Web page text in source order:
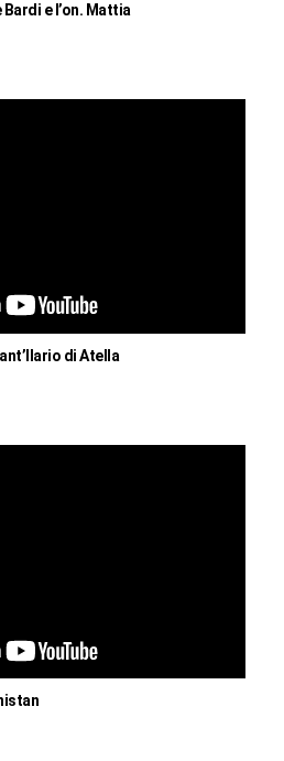
e l’on. Mattia
di Atella